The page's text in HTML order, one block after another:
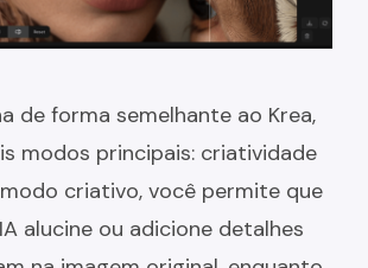
de forma semelhante ao Krea,
modos principais: criatividade
criativo, você permite que
alucine ou adicione detalhes